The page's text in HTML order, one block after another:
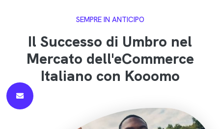
SEMPRE IN ANTICIPO
Il Successo di Umbro nel
Mercato dell'eCommerce
Italiano con Kooomo